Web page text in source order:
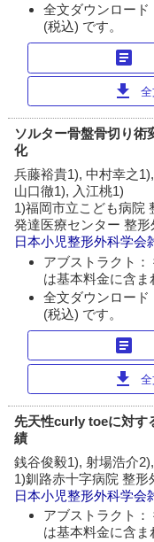
全文ダウンロード
(税込) です。
article
download
ソルター骨盤骨切り術
化
兵藤裕貴1), 中村幸之
山口徹1), 入江桃1)
1)福岡市立こども病院
発達医療センター 整形
日本小児整形外科学会
アブストラクト：
は基本料金に含ま
全文ダウンロード
(税込) です。
article
download
先天性curly toeに対す
績
銭谷俊毅1), 射場浩介
1)釧路赤十字病院 整
日本小児整形外科学会
アブストラクト：
は基本料金に含ま